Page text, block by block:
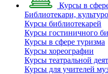
Курсы в
Библиотекари,
Курсы библиотекарей
Курсы гостиничного
Курсы в сфере туризма
Курсы хореографии
Курсы театральной
Курсы для учителей